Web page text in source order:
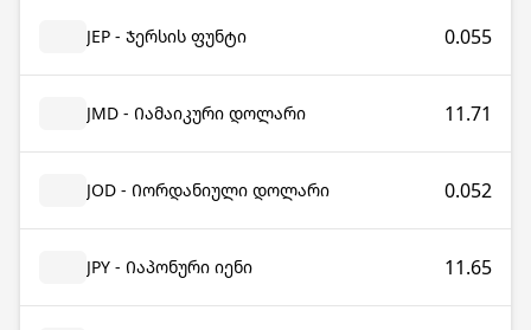
JEP - Ჯერსის ფუნტი 0.055
JMD - Იამაიკური დოლარი 11.71
JOD - Იორდანიული დოლარი 0.052
JPY - Იაპონური იენი 11.65